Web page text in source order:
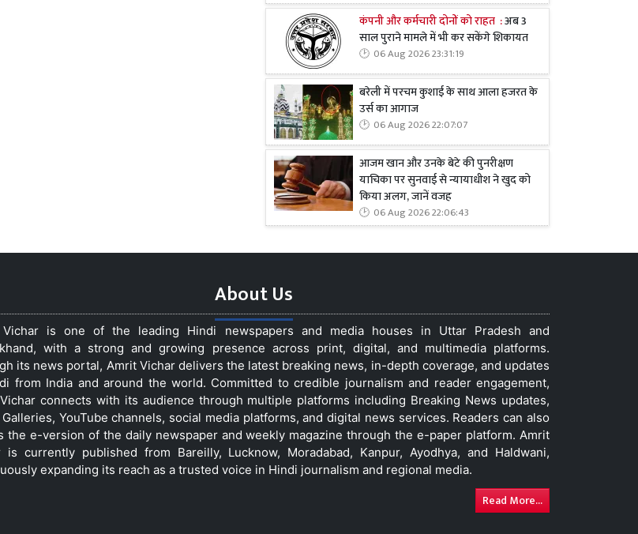
कंपनी और कर्मचारी दोनों को राहत :अब 3
साल पुराने मामले में भी कर सकेंगे शिकायत
06 Aug 2026 23:31:19
बरेली में परचम कुशाई के साथ आला हजरत के
उर्स का आगाज
06 Aug 2026 22:07:07
आजम खान और उनके बेटे की पुनरीक्षण
याचिका पर सुनवाई से न्यायाधीश ने खुद को
किया अलग, जानें वजह
06 Aug 2026 22:06:43
About Us
is one of the leading Hindi newspapers and media houses in Uttar Pradesh and
with a strong and growing presence across print, digital, and multimedia platforms.
its news portal, Amrit Vichar delivers the latest breaking news, in-depth coverage, and updates
from India and around the world. Committed to credible journalism and reader engagement,
connects with its audience through multiple platforms including Breaking News updates,
YouTube channels, social media platforms, and digital news services. Readers can also
the e-version of the daily newspaper and weekly magazine through the e-paper platform. Amrit
is currently published from Bareilly, Lucknow, Moradabad, Kanpur, Ayodhya, and Haldwani,
expanding its reach as a trusted voice in Hindi journalism and regional media.
Read More...